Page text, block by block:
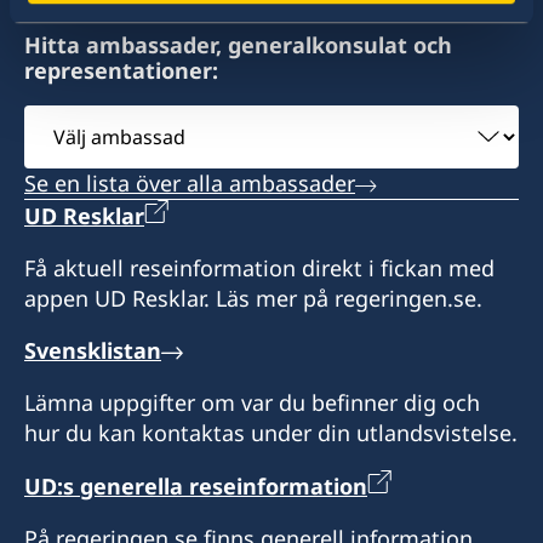
Öppettider
måndag-fredag 09.00-17.00
Tel: +975 2 33 6611
Honorärkonsul
Mrs Phub Zam
Hitta ambassader, generalkonsulat och
representationer:
Välj
ambassad
Se en lista över alla ambassader
UD Resklar
Få aktuell reseinformation direkt i fickan med
appen UD Resklar. Läs mer på regeringen.se.
Svensklistan
Lämna uppgifter om var du befinner dig och
hur du kan kontaktas under din utlandsvistelse.
UD:s generella reseinformation